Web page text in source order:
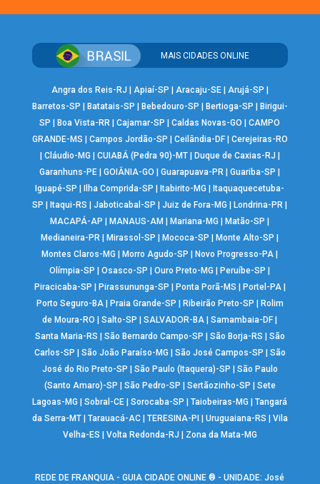
MAIS CIDADES ONLINE
Angra dos Reis-RJ | Apiaí-SP | Aracaju-SE| Arujá-SP |
Barretos-SP | Batatais-SP | Bebedouro-SP | Bertioga-SP | Birigui-
SP |Boa Vista-RR |Cajamar-SP |Caldas Novas-GO |CAMPO
GRANDE-MS | Campos Jordão-SP | Ceilândia-DF| Cerejeiras-RO
| Cláudio-MG | CUIABÁ (Pedra 90)-MT| Duque de Caxias-RJ |
Garanhuns-PE |GOIÂNIA-GO |Guarapuava-PR |Guariba-SP |
Iguapé-SP |Ilha Comprida-SP |Itabirito-MG |Itaquaquecetuba-
SP |Itaqui-RS |Jaboticabal-SP |Juiz de Fora-MG |Londrina-PR |
MACAPÁ-AP |MANAUS-AM |Mariana-MG |Matão-SP |
Medianeira-PR |Mirassol-SP |Mococa-SP |Monte Alto-SP |
Montes Claros-MG |Morro Agudo-SP |Novo Progresso-PA |
Olímpia-SP |Osasco-SP |Ouro Preto-MG |Peruíbe-SP |
Piracicaba-SP | Pirassununga-SP | Ponta Porã-MS | Portel-PA|
Porto Seguro-BA| Praia Grande-SP | Ribeirão Preto-SP | Rolim
de Moura-RO |Salto-SP |SALVADOR-BA |Samambaia-DF |
Santa Maria-RS | São Bernardo Campo-SP | São Borja-RS | São
Carlos-SP | São João Paraíso-MG | São José Campos-SP | São
José do Rio Preto-SP | São Paulo (Itaquera)-SP | São Paulo
(Santo Amaro)-SP | São Pedro-SP | Sertãozinho-SP | Sete
Lagoas-MG |Sobral-CE |Sorocaba-SP |Taiobeiras-MG |Tangará
da Serra-MT| Tarauacá-AC| TERESINA-PI | Uruguaiana-RS | Vila
Velha-ES | Volta Redonda-RJ | Zona da Mata-MG
REDE DE FRANQUIA - GUIA CIDADE ONLINE ® - UNIDADE: José